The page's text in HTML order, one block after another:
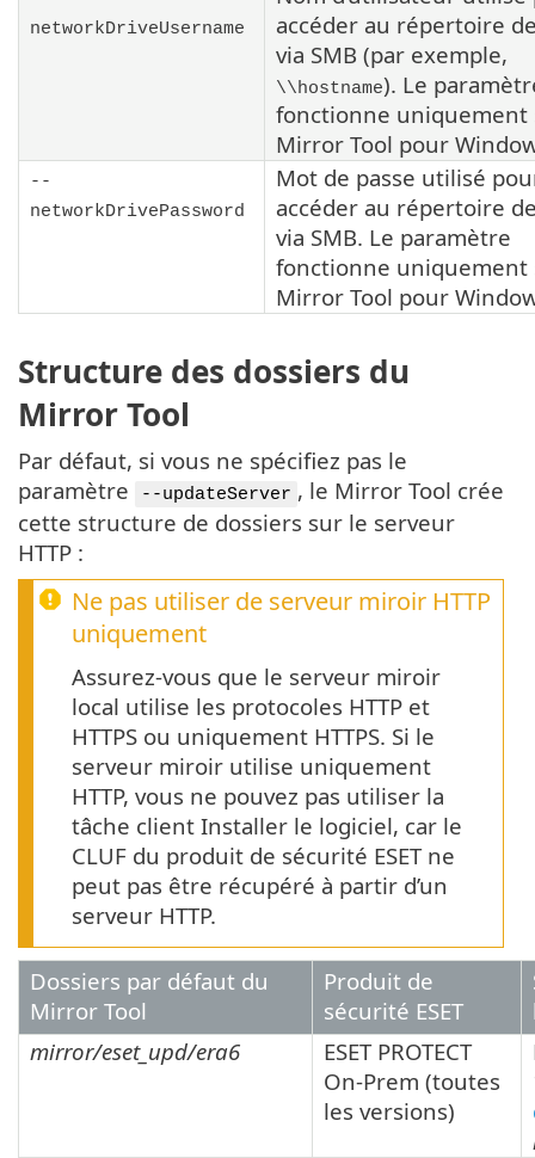
networkDriveUsername
accéder au répertoire
via SMB (par exemple,
\\hostname). Le
fonctionne uniquement
Mirror Tool pour
--
networkDrivePassword
Mot de passe utilisé
accéder au répertoire
via SMB. Le paramètre
fonctionne uniquement
Mirror Tool pour
Structure des dossiers du
Mirror Tool
Par défaut, si vous ne spécifiez pas le
paramètre
--updateServer , le Mirror Tool crée
cette structure de dossiers sur le serveur
HTTP :
Ne pas utiliser de serveur miroir HTTP
uniquement
Assurez-vous que le serveur miroir
local utilise les protocoles HTTP et
HTTPS ou uniquement HTTPS. Si le
serveur miroir utilise uniquement
HTTP, vous ne pouvez pas utiliser la
tâche client Installer le logiciel, car le
CLUF du produit de sécurité ESET ne
peut pas être récupéré à partir d’un
serveur HTTP.
Dossiers par défaut du
Mirror Tool
Produit de
sécurité ESET
mirror/eset_upd/era6
ESET PROTECT
On-Prem (toutes
les versions)